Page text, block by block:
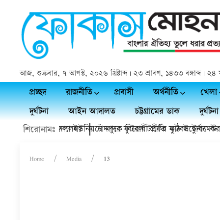
আজ, শুক্রবার, ৭ আগস্ট, ২০২৬ খ্রিষ্টাব্দ | ২৩ শ্রাবণ, ১৪৩৩ বঙ্গাব্দ |
প্রচ্ছদ রাজনীতি প্রবাসী অর্থনীতি
খেলা
দুর্ঘটনা
আইন আদালত চট্টগ্রামের ডাক
দুর্ঘটনা
শিরোনামঃ
সত্যিই চলে গেলেন? চাঁদপুরে ফুটবল টার্ফের মাঠ উদ্বোধন
কচুয়ায় কাদলা ইউনিয়নে মাদক বিরোধী প্রীতি ফুটবল টুর্নামেন্ট
Home Media 13